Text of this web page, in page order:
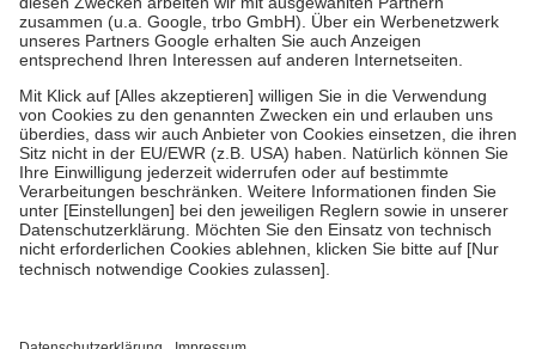
höchstens zehn Euro.Es sind jedoch nie mehr als die tatsächlichen
Kosten der Leistung zu entrichten.
Diese Regeln gelten grundsätzlich auch für Online-Apotheken.
Bei Heilmitteln und häuslicher Krankenpflege beträgt die
Zuzahlung zehn Prozent der Kosten sowie zehn Euro je
Verordnung.
Um das Engagement der Versicherten für ihre eigene Gesundheit zu
stärken und die besondere Stellung der Familie zu unterstützen,
fallenkeine Zuzahlungenan bei:
• Kindern und Jugendlichen bis zum vollendeten 18. Lebensjahr
mit Ausnahme der Fahrkosten